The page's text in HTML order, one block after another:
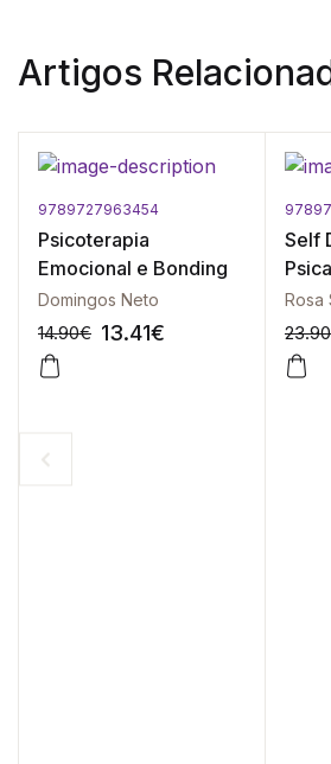
Artigos
9789727963454
Psicoterapia
Emocional e Bonding
Domingos Neto
14.90€ 13.41€
Self
23.90